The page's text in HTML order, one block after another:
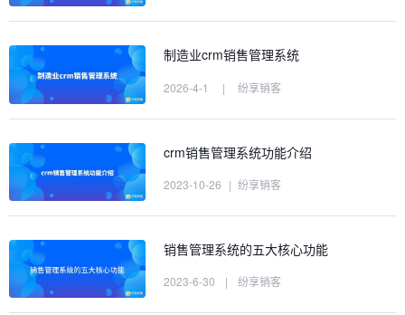
制造业crm销售管理系统
2026-4-1 | 纷享销客
crm销售管理系统功能介绍
2023-10-26 | 纷享销客
销售管理系统的五大核心功能
2023-6-30 | 纷享销客